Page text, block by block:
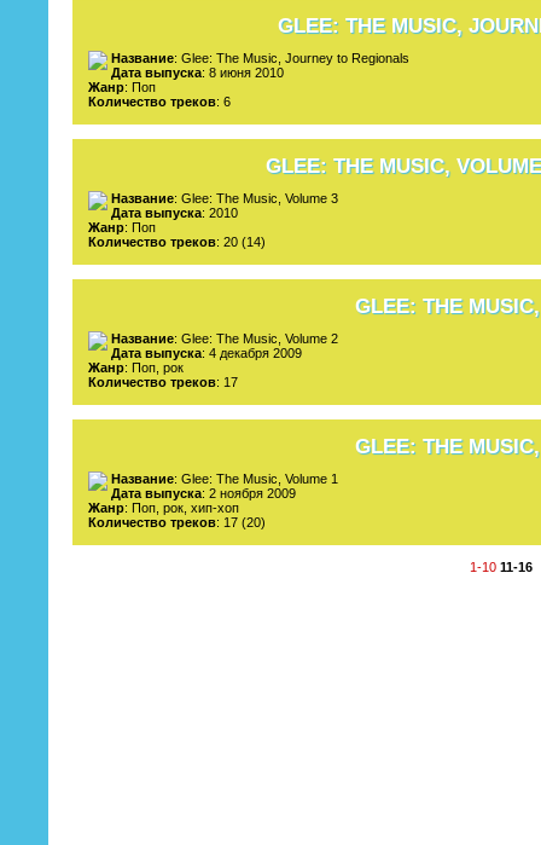
GLEE: THE MUSIC,
Название: Glee: The Music, Journey to Regionals
Дата выпуска: 8 июня 2010
Жанр: Поп
Количество треков: 6
GLEE: THE MUSIC,
Название: Glee: The Music, Volume 3
Дата выпуска: 2010
Жанр: Поп
Количество треков: 20 (14)
GLEE: THE
Название: Glee: The Music, Volume 2
Дата выпуска: 4 декабря 2009
Жанр: Поп, рок
Количество треков: 17
GLEE: THE
Название: Glee: The Music, Volume 1
Дата выпуска: 2 ноября 2009
Жанр: Поп, рок, хип-хоп
Количество треков: 17 (20)
1-10 11-16